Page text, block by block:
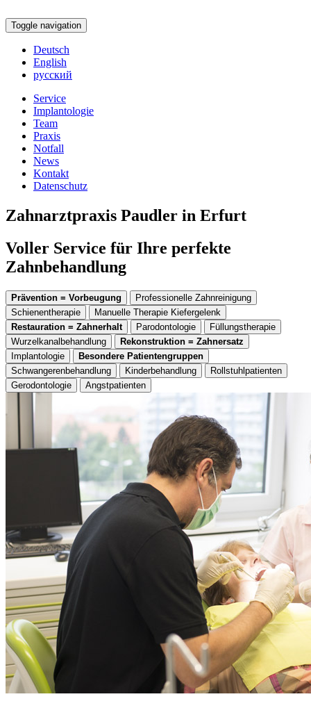
Toggle navigation
Deutsch
English
русский
Service
Implantologie
Team
Praxis
Notfall
News
Kontakt
Datenschutz
Zahnarztpraxis Paudler in Erfurt
Voller Service für Ihre perfekte
Zahnbehandlung
Prävention = Vorbeugung
Professionelle Zahnreinigung
Schienentherapie
Manuelle Therapie Kiefergelenk
Restauration = Zahnerhalt
Parodontologie
Füllungstherapie
Wurzelkanalbehandlung
Rekonstruktion = Zahnersatz
Implantologie
Besondere Patientengruppen
Schwangerenbehandlung
Kinderbehandlung
Rollstuhlpatienten
Gerodontologie
Angstpatienten